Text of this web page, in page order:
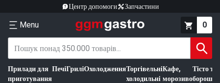
Центр допомоги Запчастини
Menu 0
Прилади для
приготування
ПечіГриліОхолодженняТоргівельні
холодильні
Кафе,
морозиво
Тісто та
борошно